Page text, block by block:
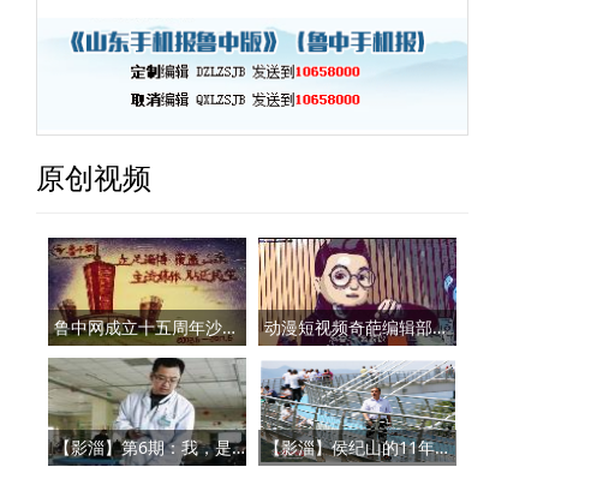
原创视频
鲁中网成立十五周年沙画视频 动漫短视频奇葩编辑部：小鲁哥拜年
【影淄】第6期：我，是一名医者 【影淄】侯纪山的11年：将荒山变为“金山”